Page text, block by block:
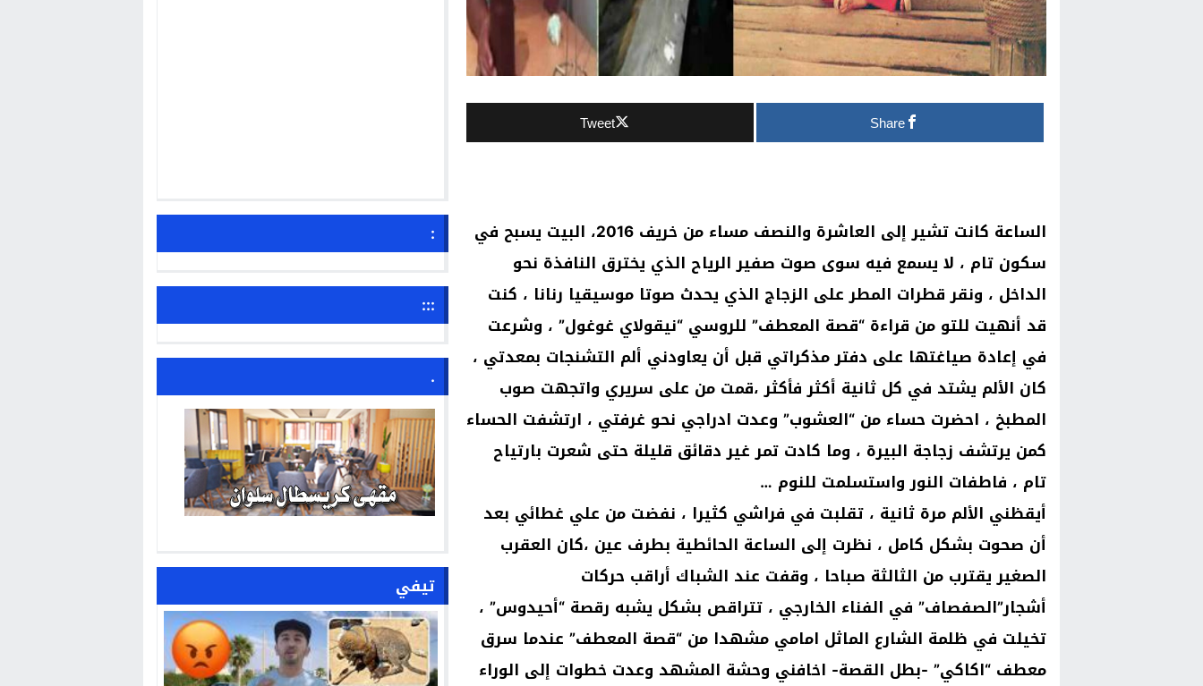
Share
Tweet
الساعة كانت تشير إلى العاشرة والنصف مساء من خريف 2016، البيت يسبح في
سكون تام ، لا يسمع فيه سوى صوت صفير الرياح الذي يخترق النافذة نحو
الداخل ، ونقر قطرات المطر على الزجاج الذي يحدث صوتا موسيقيا رنانا ، كنت
قد أنهيت للتو من قراءة “قصة المعطف” للروسي “نيقولاي غوغول” ، وشرعت
في إعادة صياغتها على دفتر مذكراتي قبل أن يعاودني ألم التشنجات بمعدتي ،
كان الألم يشتد في كل ثانية أكثر فأكثر ،قمت من على سريري واتجهت صوب
المطبخ ، احضرت حساء من “العشوب” وعدت ادراجي نحو غرفتي ، ارتشفت الحساء
كمن يرتشف زجاجة البيرة ، وما كادت تمر غير دقائق قليلة حتى شعرت بارتياح
تام ، فاطفات النور واستسلمت للنوم …
أيقظني الألم مرة ثانية ، تقلبت في فراشي كثيرا ، نفضت من علي غطائي بعد
أن صحوت بشكل كامل ، نظرت إلى الساعة الحائطية بطرف عين ،كان العقرب
الصغير يقترب من الثالثة صباحا ، وقفت عند الشباك أراقب حركات
أشجار”الصفصاف” في الفناء الخارجي ، تتراقص بشكل يشبه رقصة “أحيدوس” ،
تخيلت في ظلمة الشارع الماثل امامي مشهدا من “قصة المعطف” عندما سرق
معطف “اكاكي” -بطل القصة- اخافني وحشة المشهد وعدت خطوات إلى الوراء
:
:::
.
تيفي